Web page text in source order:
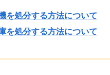
を処分する方法について
を処分する方法について